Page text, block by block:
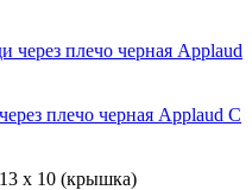
плечо черная Applaud С
13 x 10 (крышка)